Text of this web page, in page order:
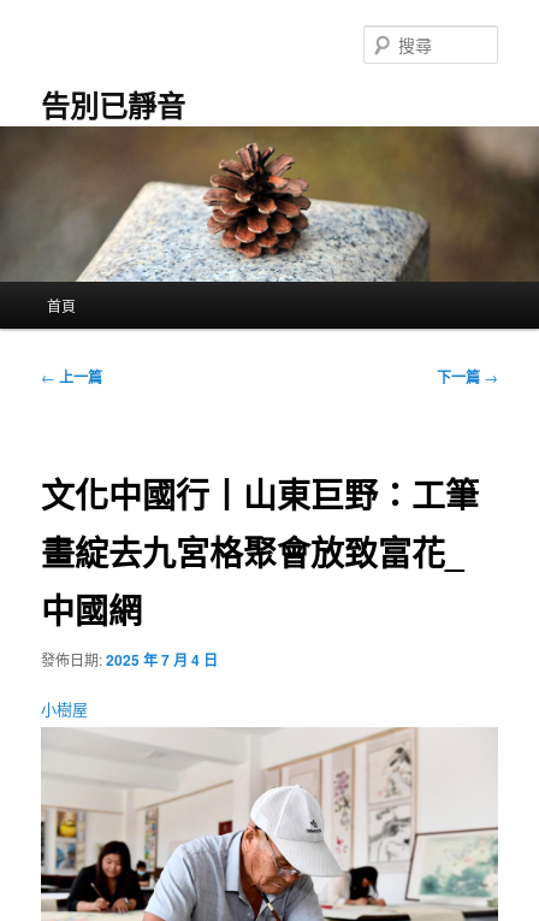
告別已靜音
尋
首頁
文
← 上一篇 下一篇 →
文化中國行丨山東巨野：工筆
畫綻去九宮格聚會放致富花_
中國網
發佈日期:2025 年 7 月 4 日
小樹屋